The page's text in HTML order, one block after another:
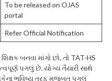
To be released on OJAS
portal
Refer Official Notification
બનવા માંગો છો, તો TAT-HS
પગલું છે. યોગ્ય તૈયારી સાથે
ભવિષ્ય તરફ મજબૂત પગલું